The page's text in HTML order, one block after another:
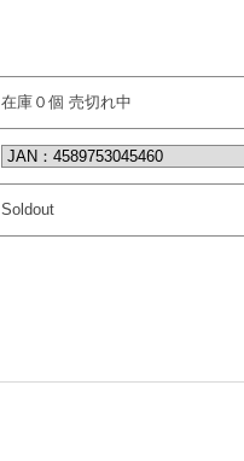
在庫０個 売切れ中
Soldout